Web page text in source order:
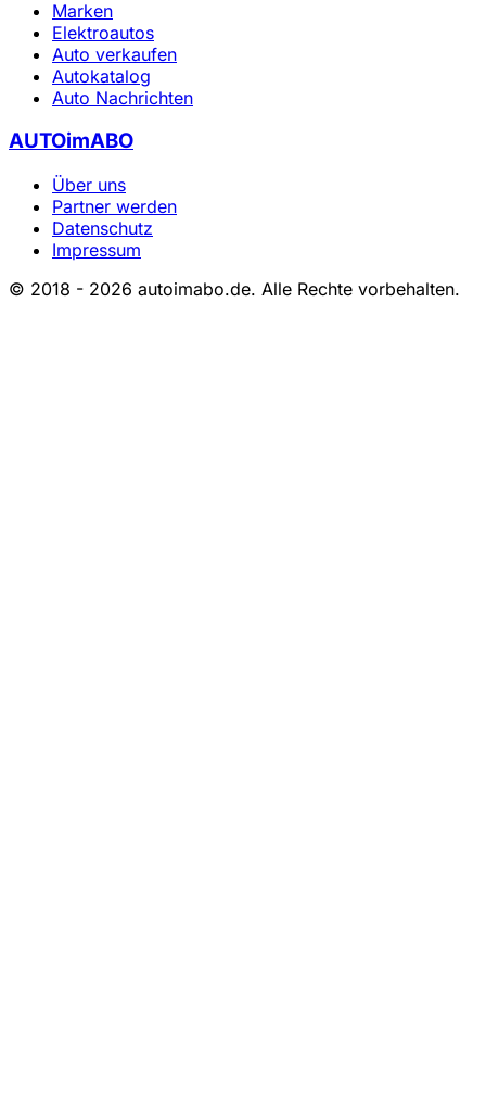
Marken
Elektroautos
Auto verkaufen
Autokatalog
Auto Nachrichten
AUTOimABO
Über uns
Partner werden
Datenschutz
Impressum
© 2018 - 2026 autoimabo.de. Alle Rechte vorbehalten.